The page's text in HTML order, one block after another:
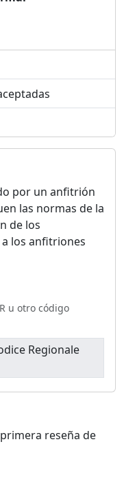
por un anfitrión
las normas de la
de los
los anfitriones
u otro código
Regionale
reseña de